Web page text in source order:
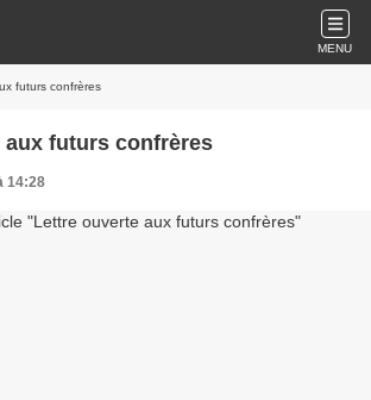
MENU
futurs confrères
aux futurs confrères
14:28